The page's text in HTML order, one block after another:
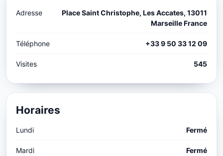
Adresse
Place Saint Christophe, Les Accates, 13011
Marseille France
Téléphone +33 9 50 33 12 09
Visites 545
Horaires
Lundi Fermé
Mardi Fermé